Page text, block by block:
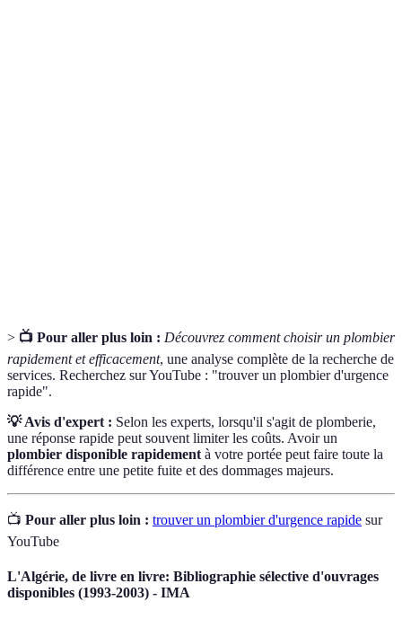
> 📺 Pour aller plus loin : Découvrez comment choisir un plombier
rapidement et efficacement, une analyse complète de la recherche de
services. Recherchez sur YouTube : "trouver un plombier d'urgence
rapide".
💡 Avis d'expert : Selon les experts, lorsqu'il s'agit de plomberie,
une réponse rapide peut souvent limiter les coûts. Avoir un
plombier disponible rapidement à votre portée peut faire toute la
différence entre une petite fuite et des dommages majeurs.
📺 Pour aller plus loin : trouver un plombier d'urgence rapide sur
YouTube
L'Algérie, de livre en livre: Bibliographie sélective d'ouvrages
disponibles (1993-2003) - IMA